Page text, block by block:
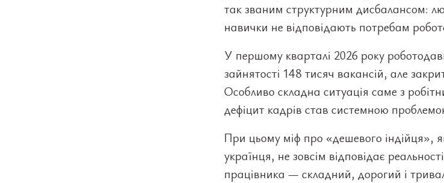
так званим структурним дисбалансом:
навички не відповідають потребам
У першому кварталі 2026 року
зайнятості 148 тисяч вакансій, але
Особливо складна ситуація саме з
дефіцит кадрів став системною
При цьому міф про «дешевого індійця»,
українця, не зовсім відповідає
працівника — складний, дорогий і